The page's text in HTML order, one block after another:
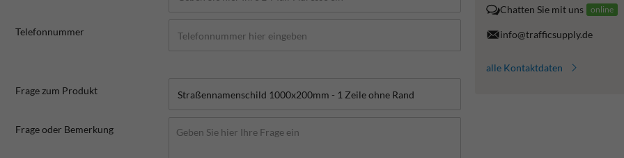
Telefonnummer
Frage zum Produkt
Frage oder Bemerkung
Chatten Sie mit uns online
info@trafficsupply.de
alle Kontaktdaten